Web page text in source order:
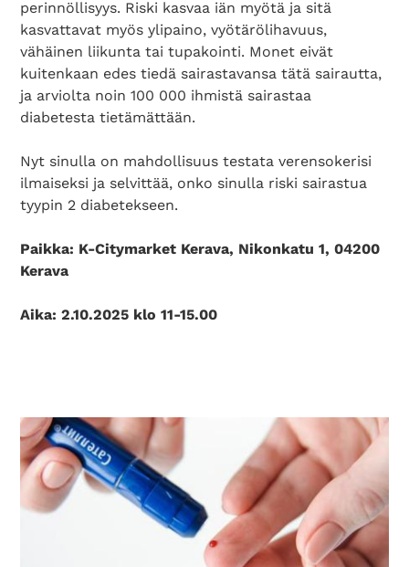
Search Diabetes Wellness Suomi
perinnöllisyys. Riski kasvaa iän myötä ja sitä
kasvattavat myös ylipaino, vyötärölihavuus,
vähäinen liikunta tai tupakointi. Monet eivät
kuitenkaan edes tiedä sairastavansa tätä sairautta,
ja arviolta noin 100 000 ihmistä sairastaa
diabetesta tietämättään.
Nyt sinulla on mahdollisuus testata verensokerisi
ilmaiseksi ja selvittää, onko sinulla riski sairastua
tyypin 2 diabetekseen.
Paikka: K-Citymarket Kerava, Nikonkatu 1, 04200
Kerava
Aika: 2.10.2025 klo 11-15.00